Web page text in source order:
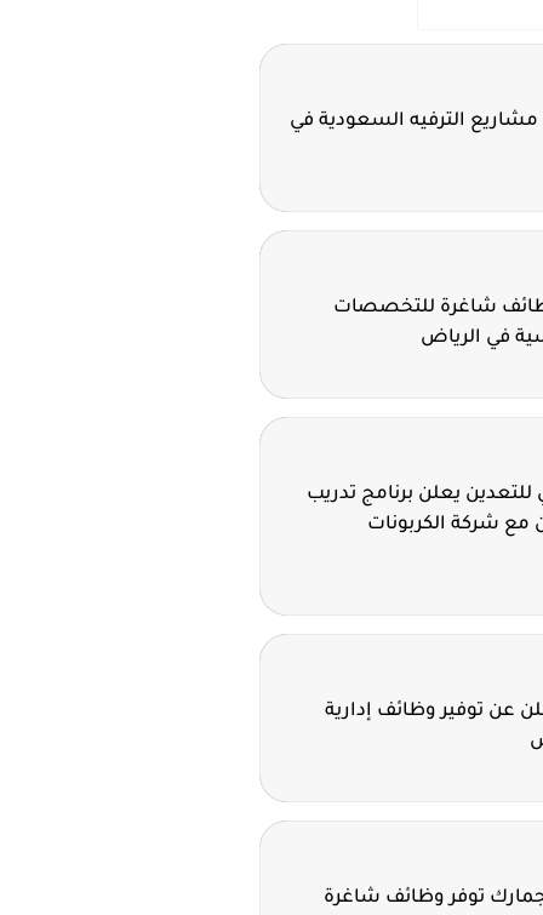
الترفيه السعودية في
شاغرة للتخصصات
في الرياض
يعلن برنامج تدريب
مع شركة الكربونات
عن توفير وظائف إدارية
توفر وظائف شاغرة